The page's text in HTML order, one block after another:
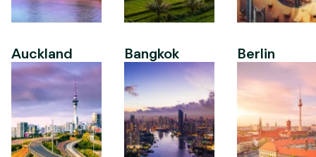
Auckland Bangkok Berlin